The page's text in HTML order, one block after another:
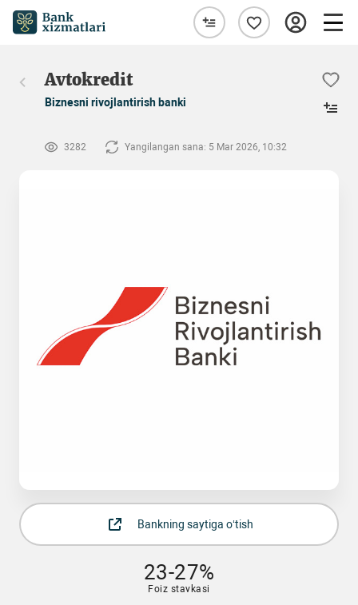
Avtokredit
Biznesni rivojlantirish banki
3282 Yangilangan sana: 5 Mar 2026, 10:32
Bankning saytiga o‘tish
23-27%
Foiz stavkasi